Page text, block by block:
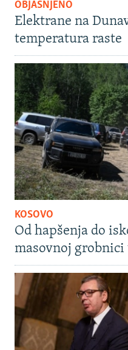
OBJAŠNJENO
Elektrane na
temperatura raste
KOSOVO
Od hapšenja do
masovnoj grobnici